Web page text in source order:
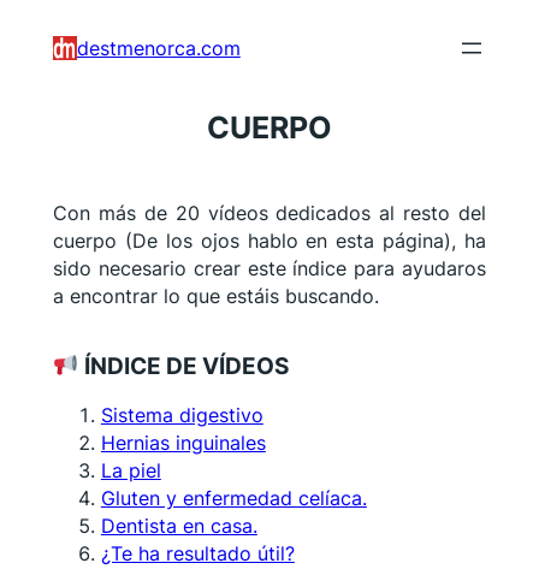
destmenorca.com
CUERPO
Con más de 20 vídeos dedicados al resto del
cuerpo (De los ojos hablo en esta página), ha
sido necesario crear este índice para ayudaros
a encontrar lo que estáis buscando.
ÍNDICE DE VÍDEOS
Sistema digestivo
Hernias inguinales
La piel
Gluten y enfermedad celíaca.
Dentista en casa.
¿Te ha resultado útil?